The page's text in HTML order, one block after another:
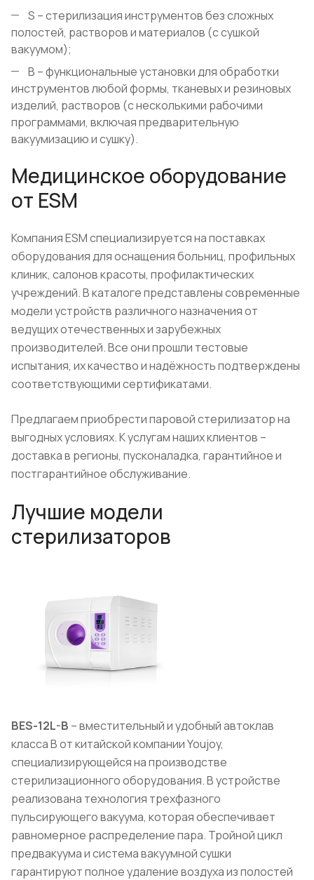
S – стерилизация инструментов без сложных
полостей, растворов и материалов (с сушкой
вакуумом);
B – функциональные установки для обработки
инструментов любой формы, тканевых и резиновых
изделий, растворов (с несколькими рабочими
программами, включая предварительную
вакуумизацию и сушку).
Медицинское оборудование
от ESM
Компания ESM специализируется на поставках
оборудования для оснащения больниц, профильных
клиник, салонов красоты, профилактических
учреждений. В каталоге представлены современные
модели устройств различного назначения от
ведущих отечественных и зарубежных
производителей. Все они прошли тестовые
испытания, их качество и надёжность подтверждены
соответствующими сертификатами.
Предлагаем приобрести паровой стерилизатор на
выгодных условиях. К услугам наших клиентов –
доставка в регионы, пусконаладка, гарантийное и
постгарантийное обслуживание.
Лучшие модели
стерилизаторов
BES-12L-B – вместительный и удобный автоклав
класса B от китайской компании Youjoy,
специализирующейся на производстве
стерилизационного оборудования. В устройстве
реализована технология трехфазного
пульсирующего вакуума, которая обеспечивает
равномерное распределение пара. Тройной цикл
предвакуума и система вакуумной сушки
гарантируют полное удаление воздуха из полостей